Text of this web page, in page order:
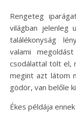
Rengeteg iparágat nagyon komoly kihívások elé állít a
világban jelenleg
találékonyság
valami
csodálattal tölt el,
megint azt látom
gödör, van belőle
Ékes példája